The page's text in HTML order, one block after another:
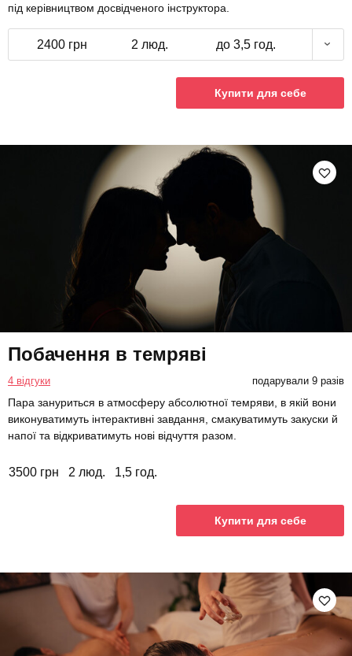
під керівництвом досвідченого інструктора.
2400 грн 2 люд. до 3,5 год.
Купити для себе
Побачення в темряві
4 відгуки подарували 9 разів
Пара зануриться в атмосферу абсолютної темряви, в якій вони
виконуватимуть інтерактивні завдання, смакуватимуть закуски й
напої та відкриватимуть нові відчуття разом.
3500 грн 2 люд. 1,5 год.
Купити для себе